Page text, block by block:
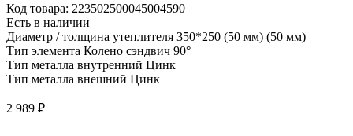
Код товара: 223502500045004590
Есть в наличии
Диаметр / толщина утеплителя 350*250 (50 мм) (50 мм)
Тип элемента Колено сэндвич 90°
Тип металла внутренний Цинк
Тип металла внешний Цинк
2 989 ₽